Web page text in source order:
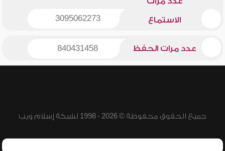
الاستماع 3095062273
عدد مرات الحفظ 840431458
جميع الحقوق محفوظة © 2026 - 1998 لشبكة إسلام ويب